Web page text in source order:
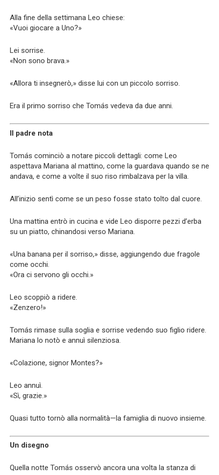
Alla fine della settimana Leo chiese:
«Vuoi giocare a Uno?»
Lei sorrise.
«Non sono brava.»
«Allora ti insegnerò,» disse lui con un piccolo sorriso.
Era il primo sorriso che Tomás vedeva da due anni.
Il padre nota
Tomás cominciò a notare piccoli dettagli: come Leo
aspettava Mariana al mattino, come la guardava quando se ne
andava, e come a volte il suo riso rimbalzava per la villa.
All’inizio sentì come se un peso fosse stato tolto dal cuore.
Una mattina entrò in cucina e vide Leo disporre pezzi d’erba
su un piatto, chinandosi verso Mariana.
«Una banana per il sorriso,» disse, aggiungendo due fragole
come occhi.
«Ora ci servono gli occhi.»
Leo scoppiò a ridere.
«Zenzero!»
Tomás rimase sulla soglia e sorrise vedendo suo figlio ridere.
Mariana lo notò e annuì silenziosa.
«Colazione, signor Montes?»
Leo annuì.
«Sì, grazie.»
Quasi tutto tornò alla normalità—la famiglia di nuovo insieme.
Un disegno
Quella notte Tomás osservò ancora una volta la stanza di